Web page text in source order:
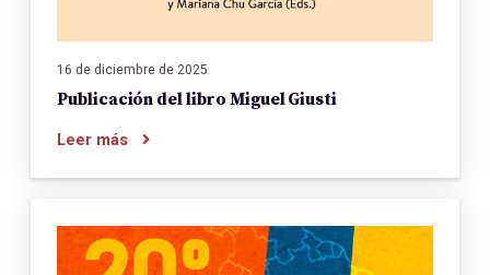
16 de diciembre de 2025
Publicación del libro Miguel Giusti
Leer más